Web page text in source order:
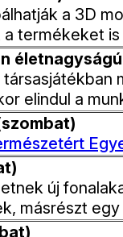
a 3D
a termékeket
társasjátékban
elindul a
új
másrészt